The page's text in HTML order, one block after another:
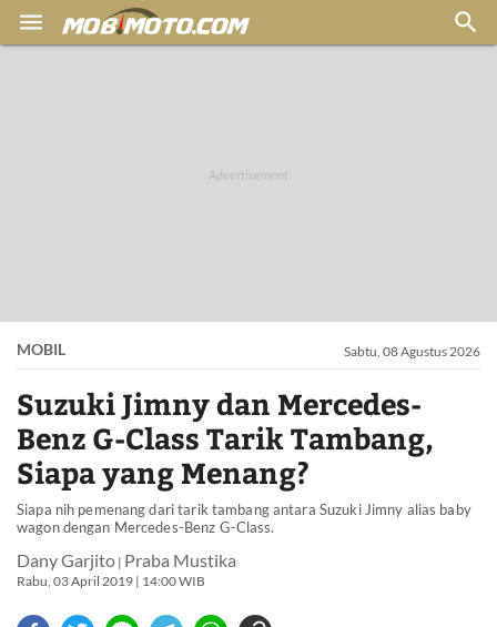
 
MOBIL Sabtu, 08 Agustus 2026
Suzuki Jimny dan Mercedes-
Benz G-Class Tarik Tambang,
Siapa yang Menang?
Siapa nih pemenang dari tarik tambang antara Suzuki Jimny alias baby
wagon dengan Mercedes-Benz G-Class.
Dany Garjito | Praba Mustika
Rabu, 03 April 2019 | 14:00 WIB